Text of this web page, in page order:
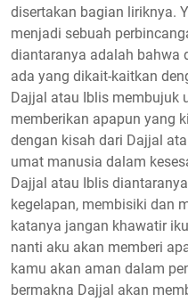
disertakan bagian liriknya.
menjadi sebuah
diantaranya adalah bahwa
ada yang dikait-kaitkan
Dajjal atau Iblis membujuk
memberikan apapun yang
dengan kisah dari Dajjal
umat manusia dalam
Dajjal atau Iblis
kegelapan, membisiki dan
katanya jangan khawatir
nanti aku akan memberi
kamu akan aman dalam
bermakna Dajjal akan